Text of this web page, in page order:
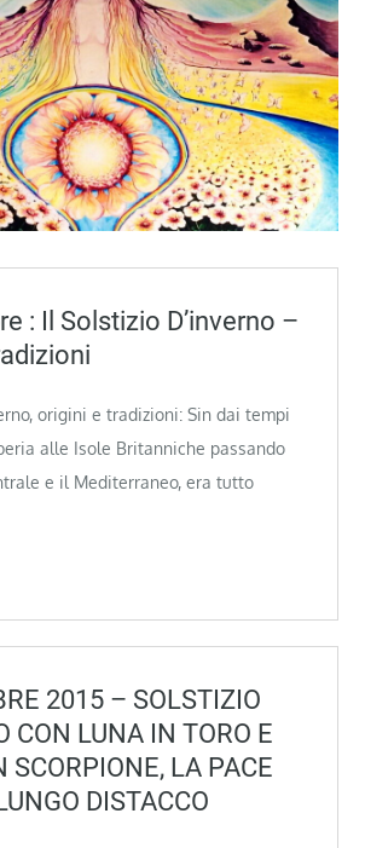
: Il Solstizio D’inverno –
origini e tradizioni: Sin dai tempi
alle Isole Britanniche passando
e il Mediterraneo, era tutto
2015 – SOLSTIZIO
CON LUNA IN TORO E
SCORPIONE, LA PACE
DISTACCO